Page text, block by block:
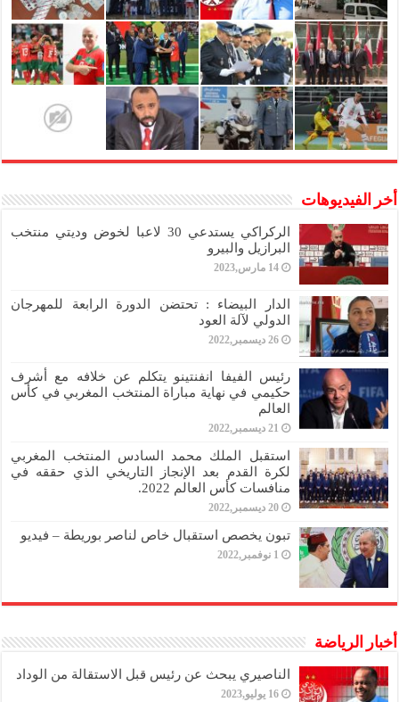
أخر الفيديوهات
الركراكي يستدعي 30 لاعبا لخوض وديتي منتخب
البرازيل والبيرو
14 مارس,2023
الدار البيضاء : تحتضن الدورة الرابعة للمهرجان
الدولي لآلة العود
26 ديسمبر,2022
رئيس الفيفا انفنتينو يتكلم عن خلافه مع أشرف
حكيمي في نهاية مباراة المنتخب المغربي في كأس
العالم
21 ديسمبر,2022
استقبل الملك محمد السادس المنتخب المغربي
لكرة القدم بعد الإنجاز التاريخي الذي حققه في
منافسات كأس العالم 2022.
20 ديسمبر,2022
تبون يخصص استقبال خاص لناصر بوريطة – فيديو
1 نوفمبر,2022
أخبار الرياضة
الناصيري يبحث عن رئيس قبل الاستقالة من الوداد
16 يوليو,2023